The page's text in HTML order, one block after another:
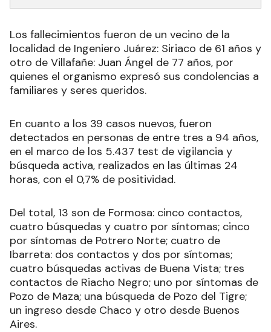
Los fallecimientos fueron de un vecino de la
localidad de Ingeniero Juárez: Siriaco de 61 años y
otro de Villafañe: Juan Ángel de 77 años, por
quienes el organismo expresó sus condolencias a
familiares y seres queridos.
En cuanto a los 39 casos nuevos, fueron
detectados en personas de entre tres a 94 años,
en el marco de los 5.437 test de vigilancia y
búsqueda activa, realizados en las últimas 24
horas, con el 0,7% de positividad.
Del total, 13 son de Formosa: cinco contactos,
cuatro búsquedas y cuatro por síntomas; cinco
por síntomas de Potrero Norte; cuatro de
Ibarreta: dos contactos y dos por síntomas;
cuatro búsquedas activas de Buena Vista; tres
contactos de Riacho Negro; uno por síntomas de
Pozo de Maza; una búsqueda de Pozo del Tigre;
un ingreso desde Chaco y otro desde Buenos
Aires.